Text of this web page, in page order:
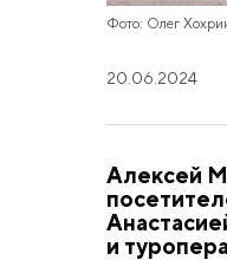
Фото: Олег
20.06.2024
Алексей
и